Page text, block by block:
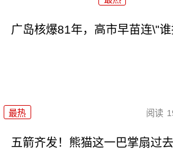
广岛核爆81年，高市早苗连\"谁
最热 阅读
五箭齐发！熊猫这一巴掌扇过